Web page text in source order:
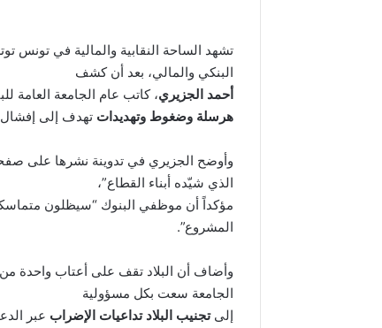
تشهد الساحة النقابية والمالية في تونس
البنكي والمالي، بعد أن كشف
أحمد الجزيري، كاتب عام الجامعة العامة
هرسلة وضغوط وتهديدات تهدف إلى إفشال
وأوضح الجزيري في تدوينة نشرها على
الذي شيّده أبناء القطاع”،
مؤكداً أن موظفي البنوك “سيظلون
المشروع”.
وأضاف أن البلاد تقف على أعتاب واحدة
الجامعة سعت بكل مسؤولية
إلىتجنيب البلاد تداعيات الإضراب عبر